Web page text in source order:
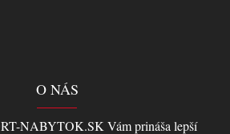
O NÁS
NABYTOK.SK Vám prináša lepší